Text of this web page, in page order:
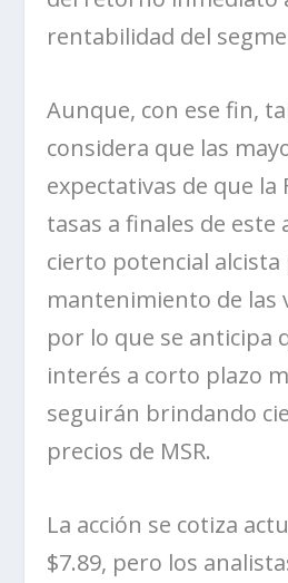
rentabilidad del
Aunque, con ese fin,
considera que las
expectativas de que la
tasas a finales de
cierto potencial alcista
mantenimiento de las
por lo que se anticipa
interés a corto plazo
seguirán brindando
precios de MSR.
La acción se cotiza
$7.89, pero los